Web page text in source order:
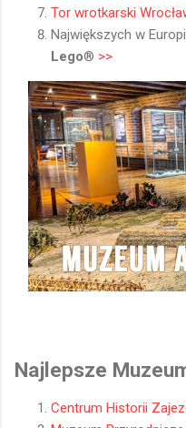
Tor wrotkarski
Największych w
Lego­® >>
Najlepsze
Centrum Historii